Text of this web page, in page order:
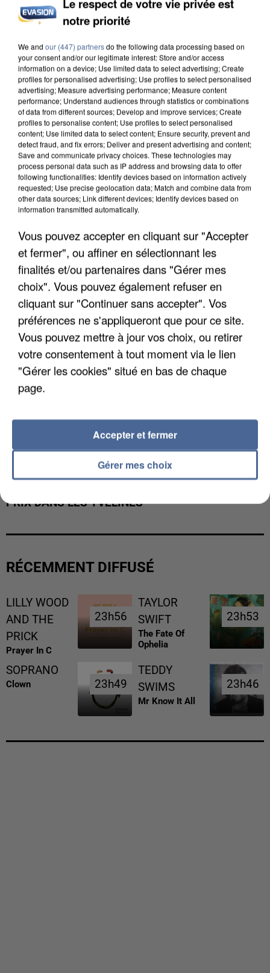
LE PREMIER QUARTIER ULTRA-SÉCURISÉ D’ÎLE-
FACE À L’ASSÈCHEMENT DES COURS D’EAU, LA
PRÉFECTURE DE...
PRIX DANS LES YVELINES
RÉCEMMENT DIFFUSÉ
LILLY WOOD
AND THE
PRICK
Prayer In C
23h56
23h56
TAYLOR
SWIFT
The Fate Of
Ophelia
23h53
23h53
SOPRANO
Clown 23h49
23h49
TEDDY
SWIMS
Mr Know It All
23h46
23h46
Le respect de votre vie privée est
notre priorité
We and our (447) partnersdo the following data processing based on
your consent and/or our legitimate interest: Store and/or access
information on a device; Use limited data to select advertising; Create
profiles for personalised advertising; Use profiles to select personalised
advertising; Measure advertising performance; Measure content
performance; Understand audiences through statistics or combinations
of data from different sources; Develop and improve services; Create
profiles to personalise content; Use profiles to select personalised
content; Use limited data to select content; Ensure security, prevent and
detect fraud, and fix errors; Deliver and present advertising and content;
Save and communicate privacy choices. These technologies may
process personal data such as IP address and browsing data to offer
following functionalities: Identify devices based on information actively
requested; Use precise geolocation data; Match and combine data from
other data sources; Link different devices; Identify devices based on
information transmitted automatically.
Vous pouvez accepter en cliquant sur "Accepter
et fermer", ou affiner en sélectionnant les
finalités et/ou partenaires dans "Gérer mes
choix". Vous pouvez également refuser en
cliquant sur "Continuer sans accepter". Vos
préférences ne s'appliqueront que pour ce site.
Vous pouvez mettre à jour vos choix, ou retirer
votre consentement à tout moment via le lien
"Gérer les cookies" situé en bas de chaque
page.
Gérer mes choix
Accepter et fermer